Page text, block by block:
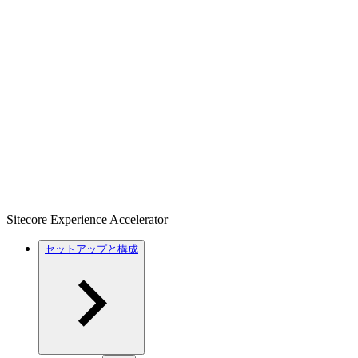
Sitecore Experience Accelerator
セットアップと構成